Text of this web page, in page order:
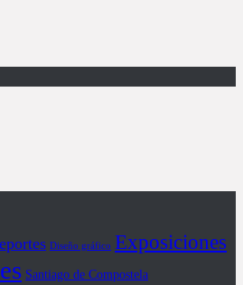
Diseño gráfico Exposiciones
Santiago de Compostela